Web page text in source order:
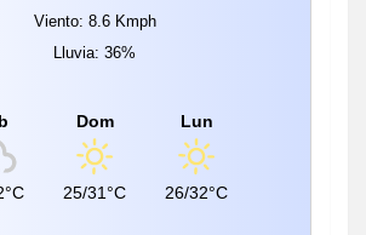
Viento: 8.6 Kmph
Lluvia: 36%
Dom
25/31°C
Lun
26/32°C